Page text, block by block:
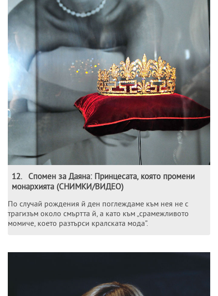
12.
Спомен за Даяна: Принцесата, която промени
монархията (СНИМКИ/ВИДЕО)
По случай рождения й ден поглеждаме към нея не с
трагизъм около смъртта й, а като към „срамежливото
момиче, което разтърси кралската мода”.